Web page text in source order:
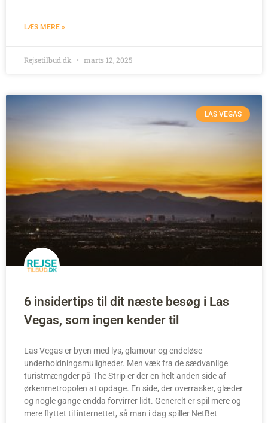
LÆS MERE »
Rejsetilbud.dk marts 12, 2025
LAS VEGAS
6 insidertips til dit næste besøg i Las
Vegas, som ingen kender til
Las Vegas er byen med lys, glamour og endeløse
underholdningsmuligheder. Men væk fra de sædvanlige
turistmængder på The Strip er der en helt anden side af
ørkenmetropolen at opdage. En side, der overrasker, glæder
og nogle gange endda forvirrer lidt. Generelt er spil mere og
mere flyttet til internettet, så man i dag spiller NetBet